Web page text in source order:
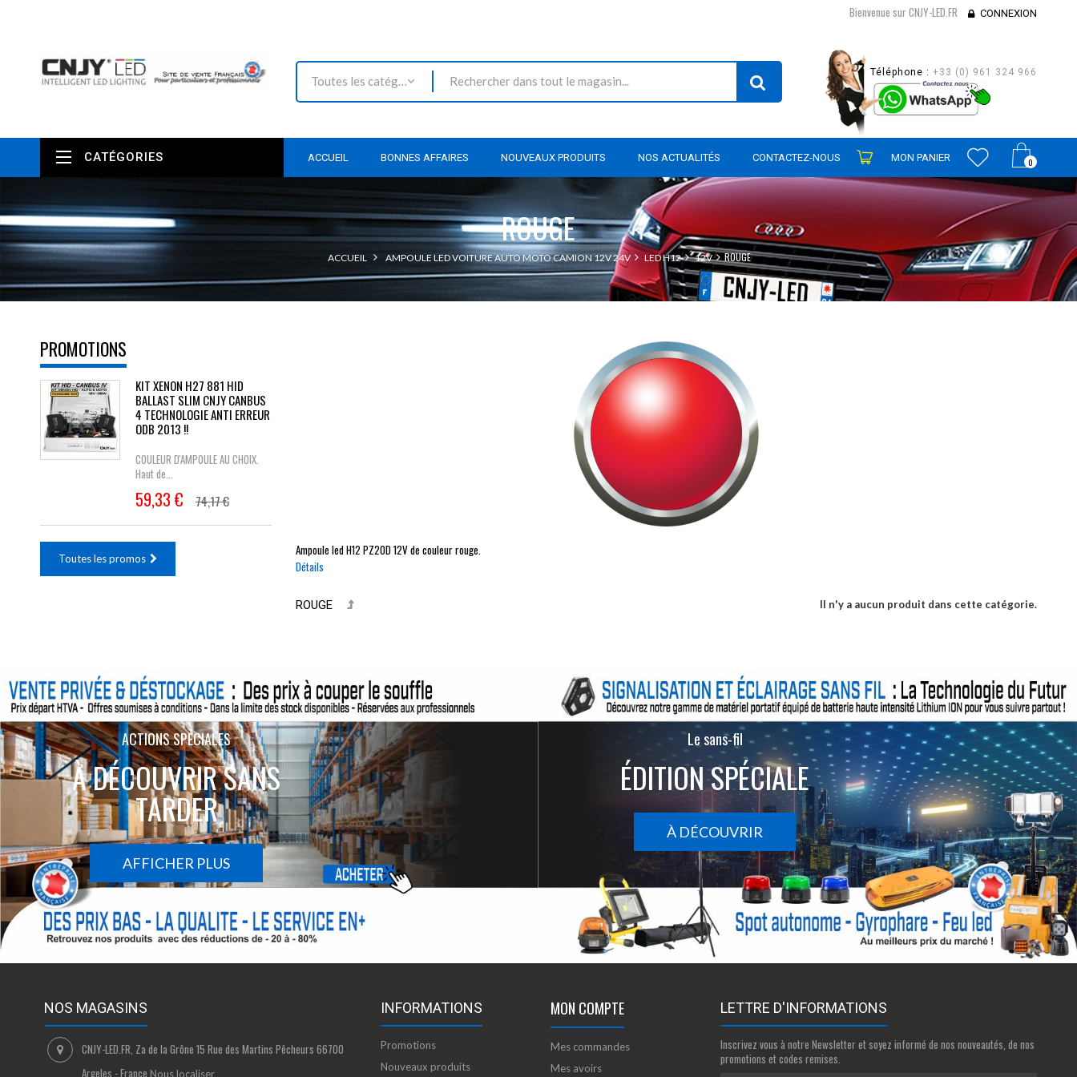
Bienvenue sur CNJY-LED.FR CONNEXION
Toutes les catégories
Téléphone : +33 (0) 961 324 966
0
ACCUEIL BONNES AFFAIRES NOUVEAUX PRODUITS NOS ACTUALITÉS CONTACTEZ-NOUS MON PANIER
CATÉGORIES
ROUGE
ACCUEIL AMPOULE LED VOITURE AUTO MOTO CAMION 12V 24V LED H12 12V ROUGE
PROMOTIONS
KIT XENON H27 881 HID
BALLAST SLIM CNJY CANBUS
4 TECHNOLOGIE ANTI ERREUR
ODB 2013 !!
COULEUR D'AMPOULE AU CHOIX.
Haut de...
59,33 € 74,17 €
Toutes les promos
Ampoule ledH12 PZ20D12V de couleur rouge.
Détails
ROUGE Il n'y a aucun produit dans cette catégorie.
ACTIONS SPÉCIALES
À DÉCOUVRIR SANS
TARDER
AFFICHER PLUS
Le sans-fil
ÉDITION SPÉCIALE
À DÉCOUVRIR
NOS MAGASINS
CNJY-LED.FR, Za de la Grône 15 Rue des Martins Pêcheurs 66700
Argeles - France Nous localiser
INFORMATIONS
Promotions
Nouveaux produits
MON COMPTE
Mes commandes
Mes avoirs
LETTRE D'INFORMATIONS
Inscrivez vous à notre Newsletter et soyez informé de nos nouveautés, de nos
promotions et codes remises.